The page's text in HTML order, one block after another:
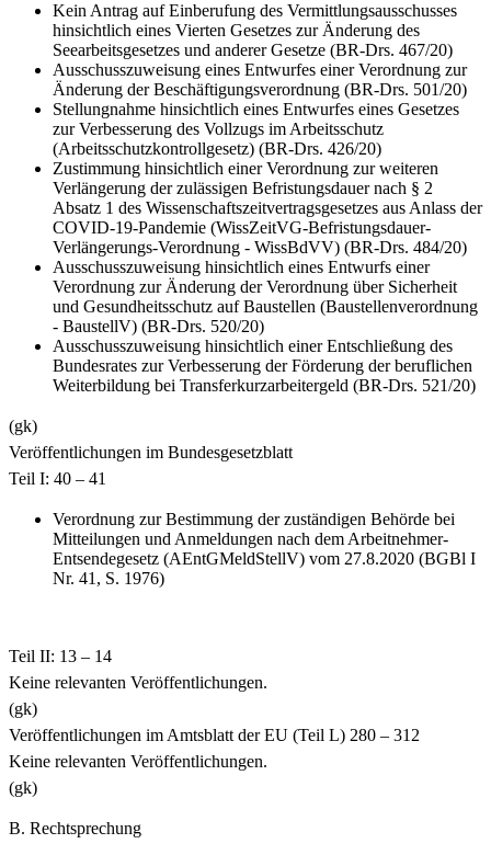
Kein Antrag auf Einberufung des Vermittlungsausschusses
hinsichtlich eines Vierten Gesetzes zur Änderung des
Seearbeitsgesetzes und anderer Gesetze (BR-Drs. 467/20)
Ausschusszuweisung eines Entwurfes einer Verordnung zur
Änderung der Beschäftigungsverordnung (BR-Drs. 501/20)
Stellungnahme hinsichtlich eines Entwurfes eines Gesetzes
zur Verbesserung des Vollzugs im Arbeitsschutz
(Arbeitsschutzkontrollgesetz) (BR-Drs. 426/20)
Zustimmung hinsichtlich einer Verordnung zur weiteren
Verlängerung der zulässigen Befristungsdauer nach § 2
Absatz 1 des Wissenschaftszeitvertragsgesetzes aus Anlass der
COVID-19-Pandemie (WissZeitVG-Befristungsdauer-
Verlängerungs-Verordnung - WissBdVV) (BR-Drs. 484/20)
Ausschusszuweisung hinsichtlich eines Entwurfs einer
Verordnung zur Änderung der Verordnung über Sicherheit
und Gesundheitsschutz auf Baustellen (Baustellenverordnung
- BaustellV) (BR-Drs. 520/20)
Ausschusszuweisung hinsichtlich einer Entschließung des
Bundesrates zur Verbesserung der Förderung der beruflichen
Weiterbildung bei Transferkurzarbeitergeld (BR-Drs. 521/20)
(gk)
Veröffentlichungen im Bundesgesetzblatt
Teil I: 40 – 41
Verordnung zur Bestimmung der zuständigen Behörde bei
Mitteilungen und Anmeldungen nach dem Arbeitnehmer-
Entsendegesetz (AEntGMeldStellV) vom 27.8.2020 (BGBl I
Nr. 41, S. 1976)
Teil II: 13 – 14
Keine relevanten Veröffentlichungen.
(gk)
Veröffentlichungen im Amtsblatt der EU (Teil L) 280 – 312
Keine relevanten Veröffentlichungen.
(gk)
B. Rechtsprechung